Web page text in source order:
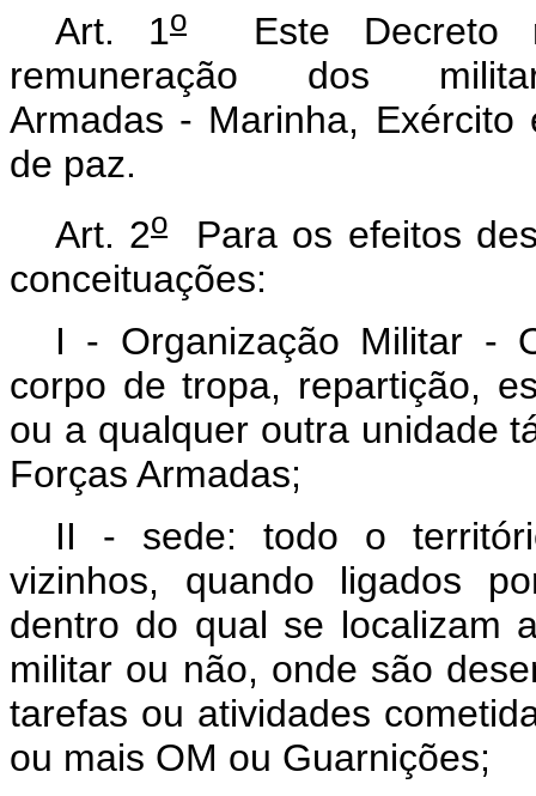
Art. 1o Este Decreto
remuneração dos
Armadas - Marinha,
de paz.
Art. 2oPara os efeitos
conceituações:
I - Organização Militar -
corpo de tropa, repartição,
ou a qualquer outra unidade
Forças Armadas;
II - sede: todo o
vizinhos, quando ligados
dentro do qual se localizam
militar ou não, onde são
tarefas ou atividades
ou mais OM ou Guarnições;